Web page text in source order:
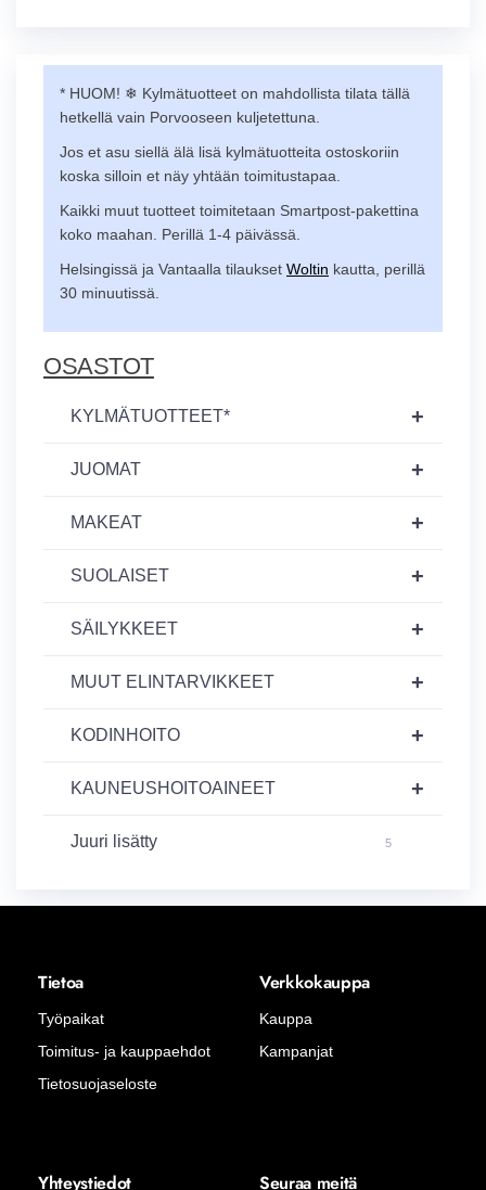
* HUOM! ❄︎ Kylmätuotteet on mahdollista tilata tällä
hetkellä vain Porvooseen kuljetettuna.
Jos et asu siellä älä lisä kylmätuotteita ostoskoriin
koska silloin et näy yhtään toimitustapaa.
Kaikki muut tuotteet toimitetaan Smartpost-pakettina
koko maahan. Perillä 1-4 päivässä.
Helsingissä ja Vantaalla tilaukset Woltin kautta, perillä
30 minuutissä.
OSASTOT
+
KYLMÄTUOTTEET*
+
JUOMAT
+
MAKEAT
+
SUOLAISET
+
SÄILYKKEET
+
MUUT ELINTARVIKKEET
+
KODINHOITO
+
KAUNEUSHOITOAINEET
Juuri lisätty 5
Tietoa
Työpaikat
Toimitus- ja kauppaehdot
Tietosuojaseloste
Verkkokauppa
Kauppa
Kampanjat
Yhteystiedot Seuraa meitä